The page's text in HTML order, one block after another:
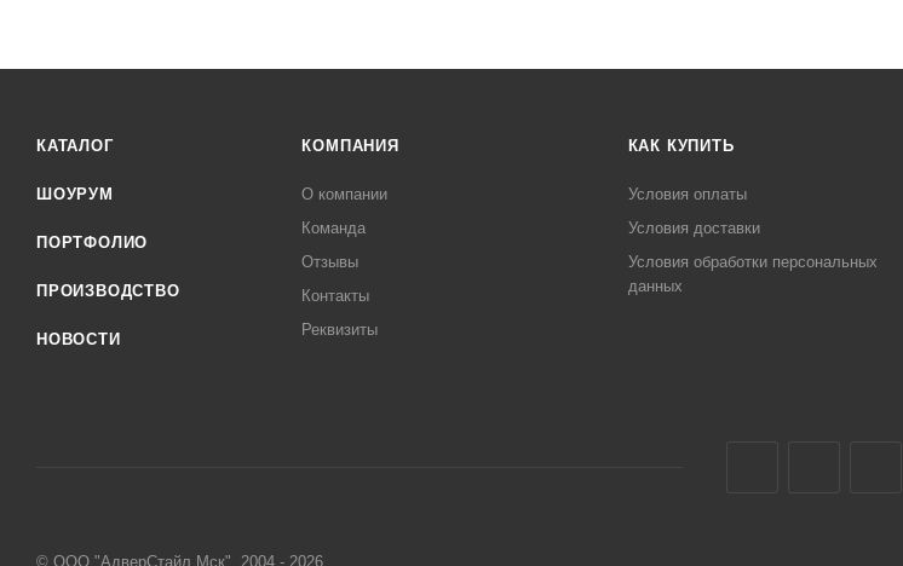
КАТАЛОГ
ШОУРУМ
ПОРТФОЛИО
ПРОИЗВОДСТВО
НОВОСТИ
КОМПАНИЯ
О компании
Команда
Отзывы
Контакты
Реквизиты
КАК КУПИТЬ
Условия оплаты
Условия доставки
Условия обработки персональных
данных
© ООО "АдверСтайл Мск", 2004 - 2026